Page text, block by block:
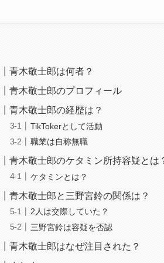
青木敬士郎は何者？
青木敬士郎のプロフィール
青木敬士郎の経歴は？
TikTokerとして活動
職業は自称無職
青木敬士郎のケタミン所持容疑とは
ケタミンとは？
青木敬士郎と三野宮鈴の関係は？
2人は交際していた？
三野宮鈴は容疑を否認
青木敬士郎はなぜ注目された？